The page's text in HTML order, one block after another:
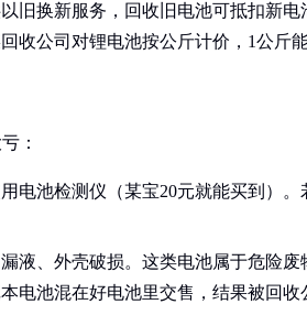
旧换新服务，回收旧电池可抵扣新电
收公司对锂电池按公斤计价，1公斤能
：
电池检测仪（某宝20元就能买到）
液、外壳破损。这类电池属于危险
电池混在好电池里交售，结果被回